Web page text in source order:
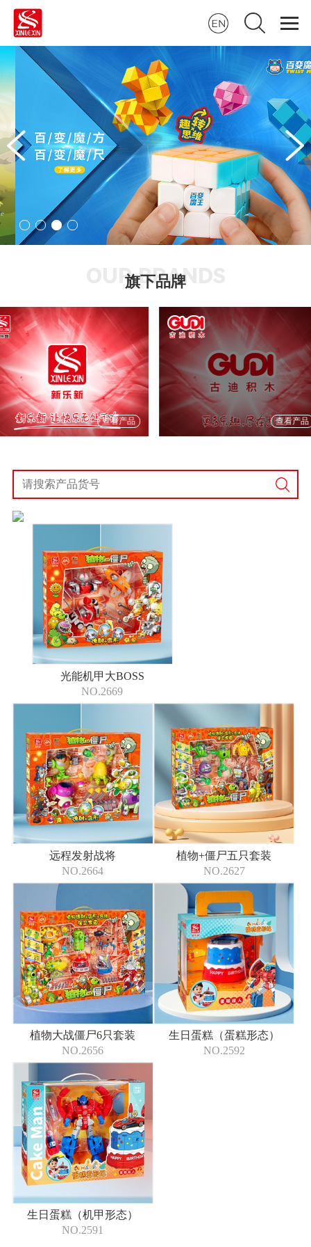
旗下品牌
OUR BRANDS
查看产品 查看产品
光能机甲大BOSS
NO.2669
远程发射战将
NO.2664
植物+僵尸五只套装
NO.2627
植物大战僵尸6只套装
NO.2656
生日蛋糕（蛋糕形态）
NO.2592
生日蛋糕（机甲形态）
NO.2591